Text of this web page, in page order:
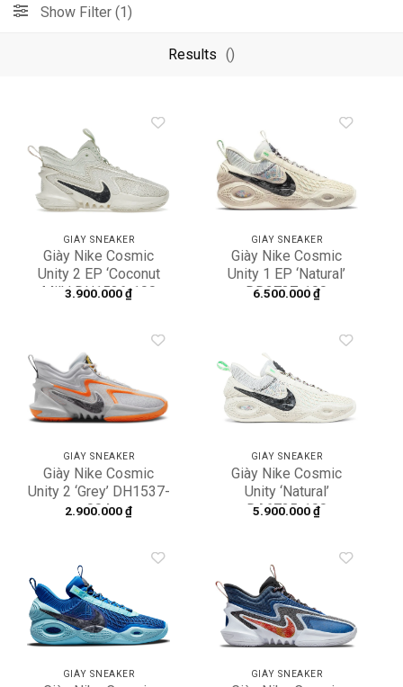
Show Filter (1)
Results ()
wishlist
GIÀY SNEAKER
Giày Nike Cosmic
Unity 2 EP ‘Coconut
Milk’ DH1536-100
3.900.000₫
wishlist
GIÀY SNEAKER
Giày Nike Cosmic
Unity 1 EP ‘Natural’
DD2737-100
6.500.000₫
wishlist
GIÀY SNEAKER
Giày Nike Cosmic
Unity 2 ‘Grey’ DH1537-
004
2.900.000₫
wishlist
GIÀY SNEAKER
Giày Nike Cosmic
Unity ‘Natural’
DA6725-100
5.900.000₫
wishlist
GIÀY SNEAKER
wishlist
GIÀY SNEAKER